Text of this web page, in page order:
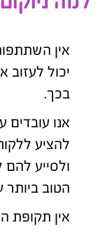
אין
יכול
בכך.
אנו
להציע
ולסייע
הטוב ביותר
אין תקופת